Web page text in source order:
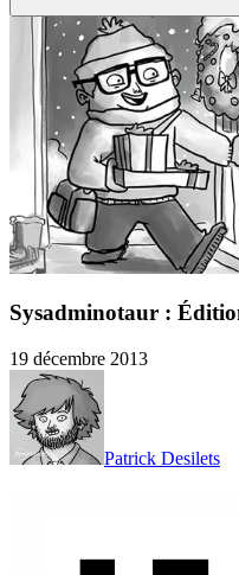
Sysadminotaur :
19 décembre 2013
Patrick Desilets